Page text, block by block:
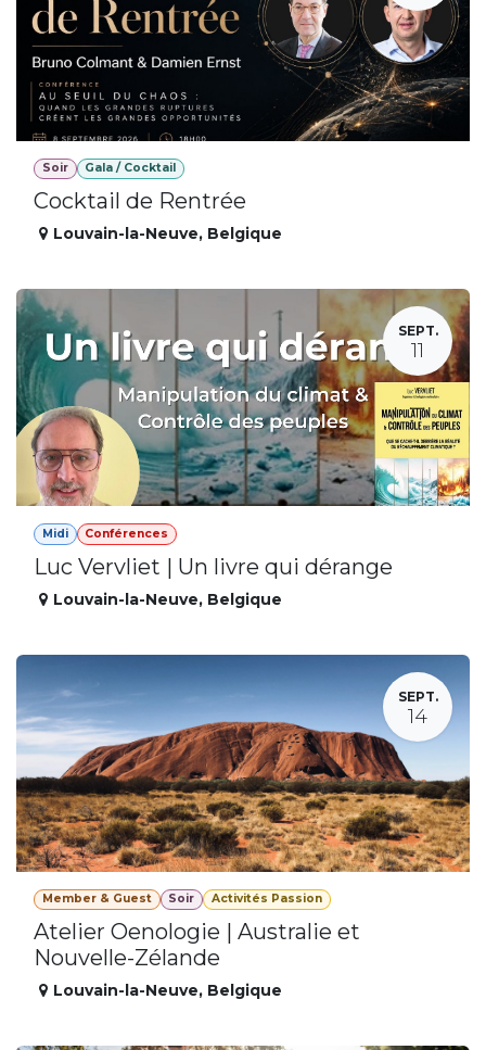
Soir Gala / Cocktail
Cocktail de Rentrée
Louvain-la-Neuve, Belgique
SEPT.
11
Midi Conférences
Luc Vervliet | Un livre qui dérange
Louvain-la-Neuve, Belgique
SEPT.
14
Member & Guest Soir Activités Passion
Atelier Oenologie | Australie et
Nouvelle-Zélande
Louvain-la-Neuve, Belgique